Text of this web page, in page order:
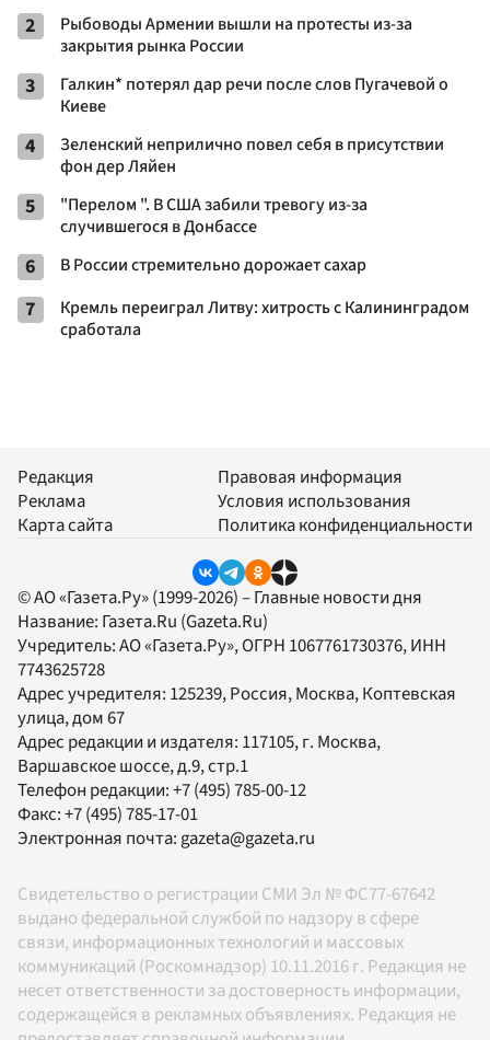
2
Рыбоводы Армении вышли на протесты из-за
закрытия рынка России
3
Галкин* потерял дар речи после слов Пугачевой о
Киеве
4
Зеленский неприлично повел cебя в присутствии
фон дер Ляйен
5
"Перелом ". В США забили тревогу из-за
случившегося в Донбассе
6 В России стремительно дорожает сахар
7
Кремль переиграл Литву: хитрость с Калининградом
сработала
Редакция
Реклама
Карта сайта
Правовая информация
Условия использования
Политика конфиденциальности
© АО «Газета.Ру» (1999-2026) – Главные новости дня
Название: Газета.Ru (Gazeta.Ru)
Учредитель:АО «Газета.Ру», ОГРН 1067761730376, ИНН
7743625728
Адрес учредителя: 125239, Россия, Москва, Коптевская
улица, дом 67
Адрес редакции и издателя: 117105, г. Москва,
Варшавское шоссе, д.9, стр.1
Телефон редакции:+7 (495) 785-00-12
Факс:+7 (495) 785-17-01
Электронная почта:gazeta@gazeta.ru
Свидетельство о регистрации СМИ Эл № ФС77-67642
выдано федеральной службой по надзору в сфере
связи, информационных технологий и массовых
коммуникаций (Роскомнадзор) 10.11.2016 г. Редакция не
несет ответственности за достоверность информации,
содержащейся в рекламных объявлениях. Редакция не